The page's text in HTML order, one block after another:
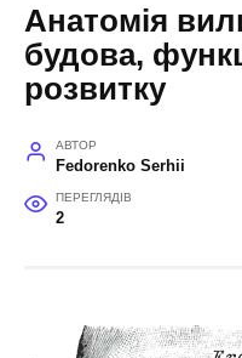
Анатомія
будова,
розвитку
АВТОР
Fedorenko Serhii
ПЕРЕГЛЯДІВ
2